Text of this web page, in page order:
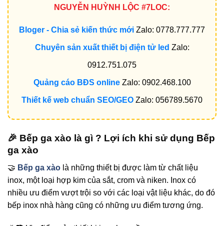
NGUYỄN HUỲNH LỘC #7LOC:
Bloger - Chia sẻ kiến thức mới Zalo: 0778.777.777
Chuyên sản xuất thiết bị điện tử led Zalo:
0912.751.075
Quảng cáo BĐS onlineZalo: 0902.468.100
Thiết kế web chuẩn SEO/GEO Zalo: 056789.5670
🎉 Bếp ga xào là gì ? Lợi ích khi sử dụng Bếp
ga xào
🤝 Bếp ga xào là những thiết bị được làm từ chất liệu
inox, một loại hợp kim của sắt, crom và niken. Inox có
nhiều ưu điểm vượt trội so với các loại vật liệu khác, do đó
bếp inox nhà hàng cũng có những ưu điểm tương ứng.